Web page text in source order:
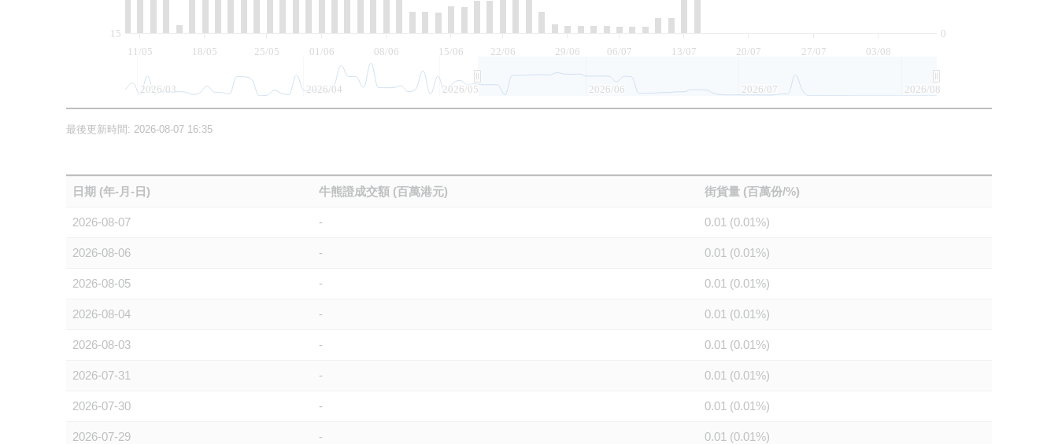
18/05 01/06 15/06 29/06 13/07 27/07
11/05 25/05 08/06 22/06 06/07 20/07 03/08
0
15
2026/03 2026/04 2026/05 2026/06 2026/07 2026/08
最後更新時間: 2026-08-07 16:35
日期 (年-月-日) 牛熊證成交額 (百萬港元) 街貨量 (百萬份/%)
2026-08-07 - 0.01 (0.01%)
2026-08-06 - 0.01 (0.01%)
2026-08-05 - 0.01 (0.01%)
2026-08-04 - 0.01 (0.01%)
2026-08-03 - 0.01 (0.01%)
2026-07-31 - 0.01 (0.01%)
2026-07-30 - 0.01 (0.01%)
2026-07-29 - 0.01 (0.01%)